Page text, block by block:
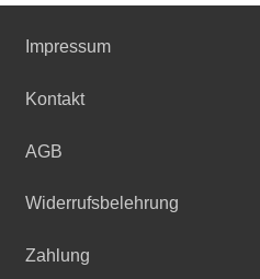
Impressum
Kontakt
AGB
Widerrufsbelehrung
Zahlung